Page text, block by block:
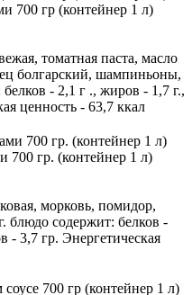
700 гр (контейнер 1 л)
томатная паста, масло
болгарский, шампиньоны,
- 2,1 г ., жиров - 1,7 г.,
ценность - 63,7 ккал
700 гр. (контейнер 1 л)
морковь, помидор,
блюдо содержит: белков -
- 3,7 гр. Энергетическая